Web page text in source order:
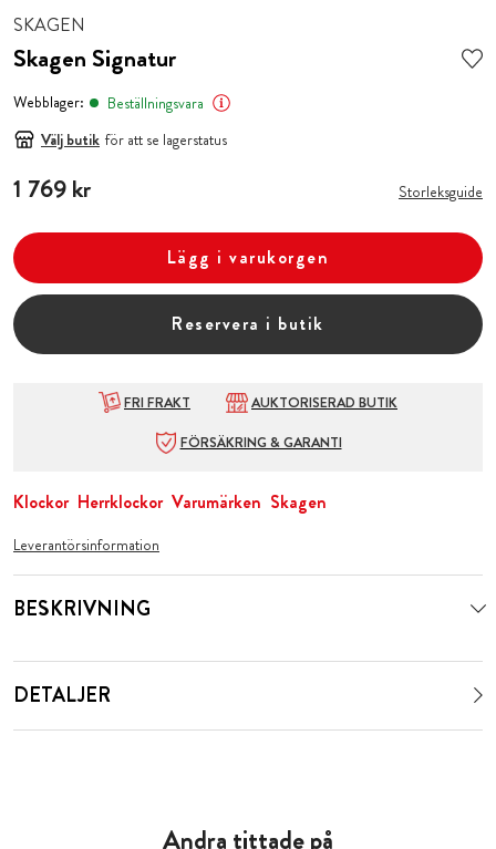
SKAGEN
Skagen Signatur
Webblager:
Beställningsvara
Välj butik för att se lagerstatus
Pris:1 769 kr
1 769 kr Storleksguide
Lägg i varukorgen
Reservera i butik
FRI FRAKT
AUKTORISERAD BUTIK
FÖRSÄKRING & GARANTI
Klockor Herrklockor Varumärken Skagen
Leverantörsinformation
BESKRIVNING
DETALJER
Andra tittade på